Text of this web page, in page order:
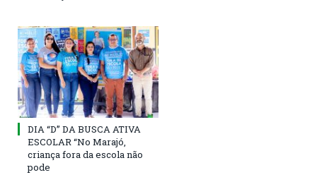
DIA “D” DA BUSCA ATIVA
ESCOLAR “No Marajó,
criança fora da escola não
pode